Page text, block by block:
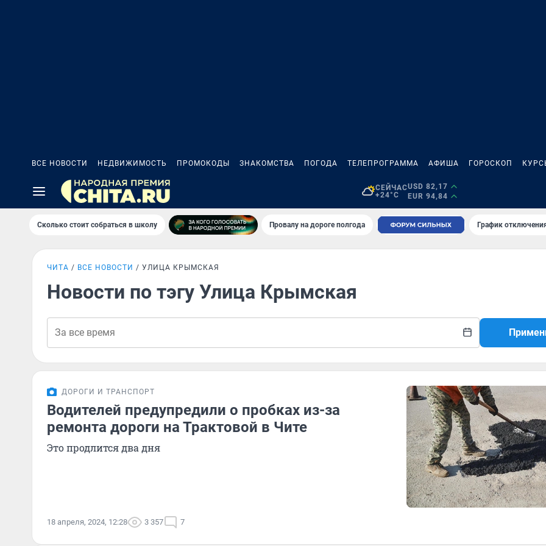
ВСЕ НОВОСТИ НЕДВИЖИМОСТЬ ПРОМОКОДЫ ЗНАКОМСТВА ПОГОДА ТЕЛЕПРОГРАММА АФИША ГОРОСКОП
СЕЙЧАС
+24°C
USD 82,17
EUR 94,84
Сколько стоит собраться в школу Провалу на дороге полгода График
ЧИТА ВСЕ НОВОСТИ УЛИЦА КРЫМСКАЯ
Новости по тэгу Улица Крымская
ДОРОГИ И ТРАНСПОРТ
Водителей предупредили о пробках из-за
ремонта дороги на Трактовой в Чите
Это продлится два дня
18 апреля, 2024, 12:28 3 357 7